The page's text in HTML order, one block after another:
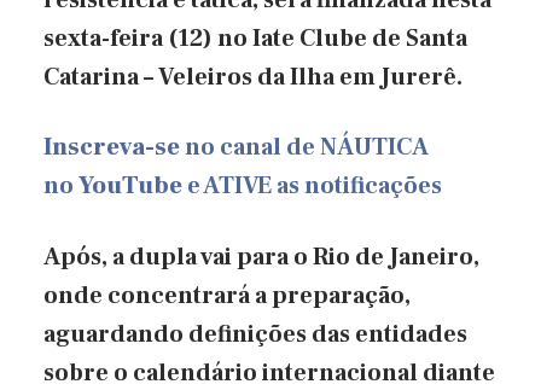
sexta-feira (12) no Iate Clube de Santa
Catarina – Veleiros da Ilha em Jurerê.
Inscreva-seno canal de NÁUTICA
noYouTubee ATIVE as notificações
Após, a dupla vai para o Rio de Janeiro,
onde concentrará a preparação,
aguardando definições das entidades
sobre o calendário internacional diante